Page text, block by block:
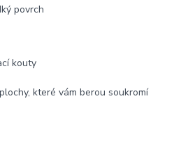
povrch
kouty
které vám berou soukromí